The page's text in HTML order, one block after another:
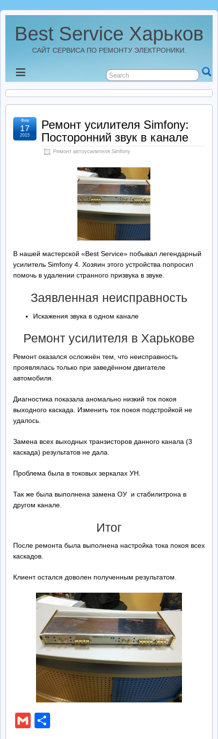
Best Service Харьков
САЙТ СЕРВИСА ПО РЕМОНТУ ЭЛЕКТРОНИКИ.
Новости
Ремонт Усилителей
Ремонт Автомагнитол
Ремонт Видеорегистраторов
Ремонт усилителя Simfony:
Посторонний звук в канале
Ремонт автоусилителя Simfony
Фев
17
2015
В нашей мастерской «Best Service» побывал легендарный
усилитель Simfony 4. Хозяин этого устройства попросил
помочь в удалении странного призвука в звуке.
Заявленная неисправность
Искажения звука в одном канале
Ремонт усилителя в Харькове
Ремонт оказался осложнён тем, что неисправность
проявлялась только при заведённом двигателе
автомобиля.
Диагностика показала аномально низкий ток покоя
выходного каскада. Изменить ток покоя подстройкой не
удалось.
Замена всех выходных транзисторов данного канала (3
каскада) результатов не дала.
Проблема была в токовых зеркалах УН.
Так же была выполнена замена ОУ и стабилитрона в
другом канале.
Итог
После ремонта была выполнена настройка тока покоя всех
каскадов.
Клиент остался доволен полученным результатом.
Gmail